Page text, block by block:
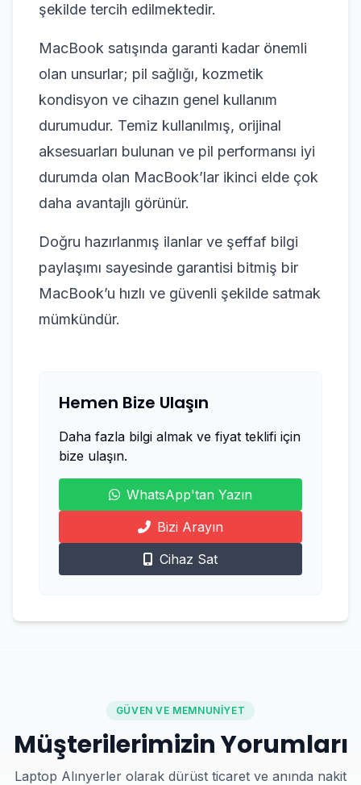
şekilde tercih edilmektedir.
MacBook satışında garanti kadar önemli
olan unsurlar; pil sağlığı, kozmetik
kondisyon ve cihazın genel kullanım
durumudur. Temiz kullanılmış, orijinal
aksesuarları bulunan ve pil performansı iyi
durumda olan MacBook’lar ikinci elde çok
daha avantajlı görünür.
Doğru hazırlanmış ilanlar ve şeffaf bilgi
paylaşımı sayesinde garantisi bitmiş bir
MacBook’u hızlı ve güvenli şekilde satmak
mümkündür.
Hemen Bize Ulaşın
Daha fazla bilgi almak ve fiyat teklifi için
bize ulaşın.
WhatsApp'tan Yazın
Bizi Arayın
Cihaz Sat
GÜVEN VE MEMNUNIYET
Müşterilerimizin Yorumları
Laptop Alınyerler olarak dürüst ticaret ve anında nakit